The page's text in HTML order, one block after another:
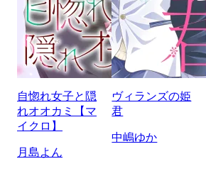
自惚れ女子と隠
れオオカミ【マ
イクロ】
月島よん
ヴィランズの姫
君
中嶋ゆか